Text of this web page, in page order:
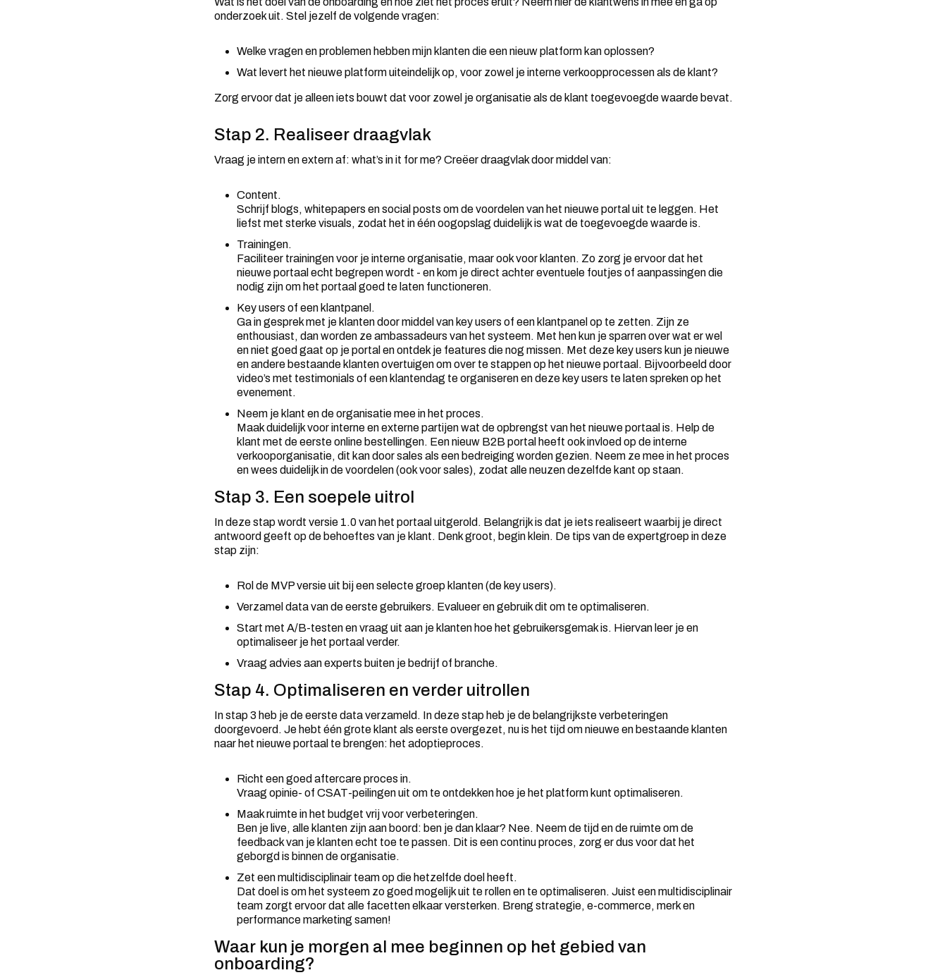
onderzoek uit. Stel jezelf de volgende vragen:
Welke vragen en problemen hebben mijn klanten die een nieuw platform kan oplossen?
Wat levert het nieuwe platform uiteindelijk op, voor zowel je interne verkoopprocessen als de klant?
Zorg ervoor dat je alleen iets bouwt dat voor zowel je organisatie als de klant toegevoegde waarde bevat.
Stap 2. Realiseer draagvlak
Vraag je intern en extern af: what’s in it for me? Creëer draagvlak door middel van:
Content.
Schrijf blogs, whitepapers en social posts om de voordelen van het nieuwe portal uit te leggen. Het
liefst met sterke visuals, zodat het in één oogopslag duidelijk is wat de toegevoegde waarde is.
Trainingen.
Faciliteer trainingen voor je interne organisatie, maar ook voor klanten. Zo zorg je ervoor dat het
nieuwe portaal echt begrepen wordt - en kom je direct achter eventuele foutjes of aanpassingen die
nodig zijn om het portaal goed te laten functioneren.
Key users of een klantpanel.
Ga in gesprek met je klanten door middel van key users of een klantpanel op te zetten. Zijn ze
enthousiast, dan worden ze ambassadeurs van het systeem. Met hen kun je sparren over wat er wel
en niet goed gaat op je portal en ontdek je features die nog missen. Met deze key users kun je nieuwe
en andere bestaande klanten overtuigen om over te stappen op het nieuwe portaal. Bijvoorbeeld door
video’s met testimonials of een klantendag te organiseren en deze key users te laten spreken op het
evenement.
Neem je klant en de organisatie mee in het proces.
Maak duidelijk voor interne en externe partijen wat de opbrengst van het nieuwe portaal is. Help de
klant met de eerste online bestellingen. Een nieuw B2B portal heeft ook invloed op de interne
verkooporganisatie, dit kan door sales als een bedreiging worden gezien. Neem ze mee in het proces
en wees duidelijk in de voordelen (ook voor sales), zodat alle neuzen dezelfde kant op staan.
Stap 3. Een soepele uitrol
In deze stap wordt versie 1.0 van het portaal uitgerold. Belangrijk is dat je iets realiseert waarbij je direct
antwoord geeft op de behoeftes van je klant. Denk groot, begin klein. De tips van de expertgroep in deze
stap zijn:
Rol de MVP versie uit bij een selecte groep klanten (de key users).
Verzamel data van de eerste gebruikers. Evalueer en gebruik dit om te optimaliseren.
Start met A/B-testen en vraag uit aan je klanten hoe het gebruikersgemak is. Hiervan leer je en
optimaliseer je het portaal verder.
Vraag advies aan experts buiten je bedrijf of branche.
Stap 4. Optimaliseren en verder uitrollen
In stap 3 heb je de eerste data verzameld. In deze stap heb je de belangrijkste verbeteringen
doorgevoerd. Je hebt één grote klant als eerste overgezet, nu is het tijd om nieuwe en bestaande klanten
naar het nieuwe portaal te brengen: het adoptieproces.
Richt een goed aftercare proces in.
Vraag opinie- of CSAT-peilingen uit om te ontdekken hoe je het platform kunt optimaliseren.
Maak ruimte in het budget vrij voor verbeteringen.
Ben je live, alle klanten zijn aan boord: ben je dan klaar? Nee. Neem de tijd en de ruimte om de
feedback van je klanten echt toe te passen. Dit is een continu proces, zorg er dus voor dat het
geborgd is binnen de organisatie.
Zet een multidisciplinair team op die hetzelfde doel heeft.
Dat doel is om het systeem zo goed mogelijk uit te rollen en te optimaliseren. Juist een multidisciplinair
team zorgt ervoor dat alle facetten elkaar versterken. Breng strategie, e-commerce, merk en
performance marketing samen!
Waar kun je morgen al mee beginnen op het gebied van
onboarding?